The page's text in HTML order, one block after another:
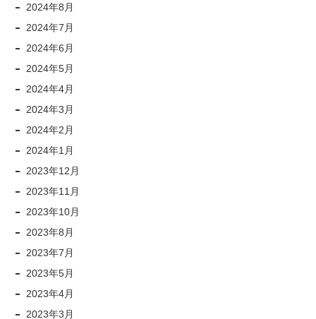
2024年8月
2024年7月
2024年6月
2024年5月
2024年4月
2024年3月
2024年2月
2024年1月
2023年12月
2023年11月
2023年10月
2023年8月
2023年7月
2023年5月
2023年4月
2023年3月